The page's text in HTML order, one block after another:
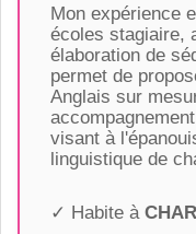
Mon expérience
écoles stagiaire,
élaboration de
permet de
Anglais sur
visant à
linguistique de
✓ Habite à